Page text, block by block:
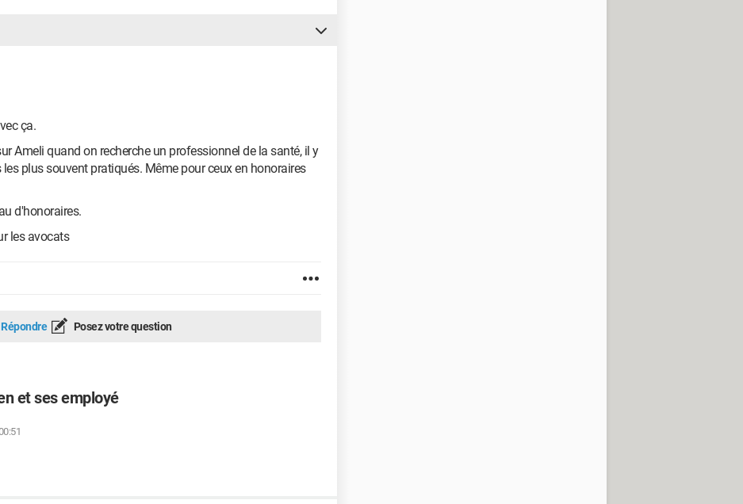
ça.
Ameli quand on recherche un professionnel de la santé, il y
plus souvent pratiqués. Même pour ceux en honoraires
d'honoraires.
les avocats
Répondre Posez votre question
et ses employé